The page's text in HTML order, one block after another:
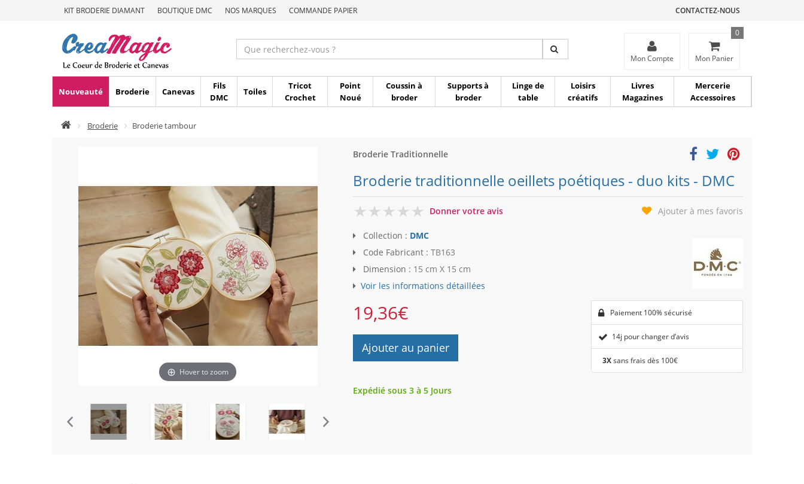
KIT BRODERIE DIAMANT BOUTIQUE DMC NOS MARQUES COMMANDE PAPIER CONTACTEZ-NOUS
Mon Compte Mon Panier
0
Nouveauté Broderie Canevas
Fils
DMC
Toiles
Tricot
Crochet
Point
Noué
Coussin à
broder
Supports à
broder
Linge de
table
Loisirs
créatifs
Livres
Magazines
Mercerie
Accessoires
Broderie Broderie tambour
Hover to zoom
Broderie Traditionnelle
Broderie traditionnelle oeillets poétiques - duo kits - DMC
0
Donner votre avis Ajouter à mes favoris
Collection : DMC
Code Fabricant : TB163
Dimension : 15 cm X 15 cm
Voir les informations détaillées
19,36€
Ajouter au panier
Paiement 100% sécurisé
14j pour changer d’avis
3Xsans frais dès 100€
Expédié sous 3 à 5 Jours